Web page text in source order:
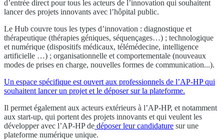
d’entrée direct pour tous les acteurs de l’innovation qui souhaitent
lancer des projets innovants avec l’hôpital public.
Le Hub couvre tous les types d’innovation : diagnostique et
thérapeutique (thérapies géniques, séquençages…) ; technologique
et numérique (dispositifs médicaux, télémédecine, intelligence
artificielle …) ; organisationnelle et comportementale (nouveaux
modes de prises en charge, nouvelles formes de communication...).
Un espace spécifique est ouvert aux professionnels de l’AP-HP qui
souhaitent lancer un projet et le déposer sur la plateforme.
Il permet également aux acteurs extérieurs à l’AP-HP, et notamment
aux start-up, qui portent des projets innovants et qui veulent les
développer avec l’AP-HP de déposer leur candidature sur une
plateforme numérique unique.